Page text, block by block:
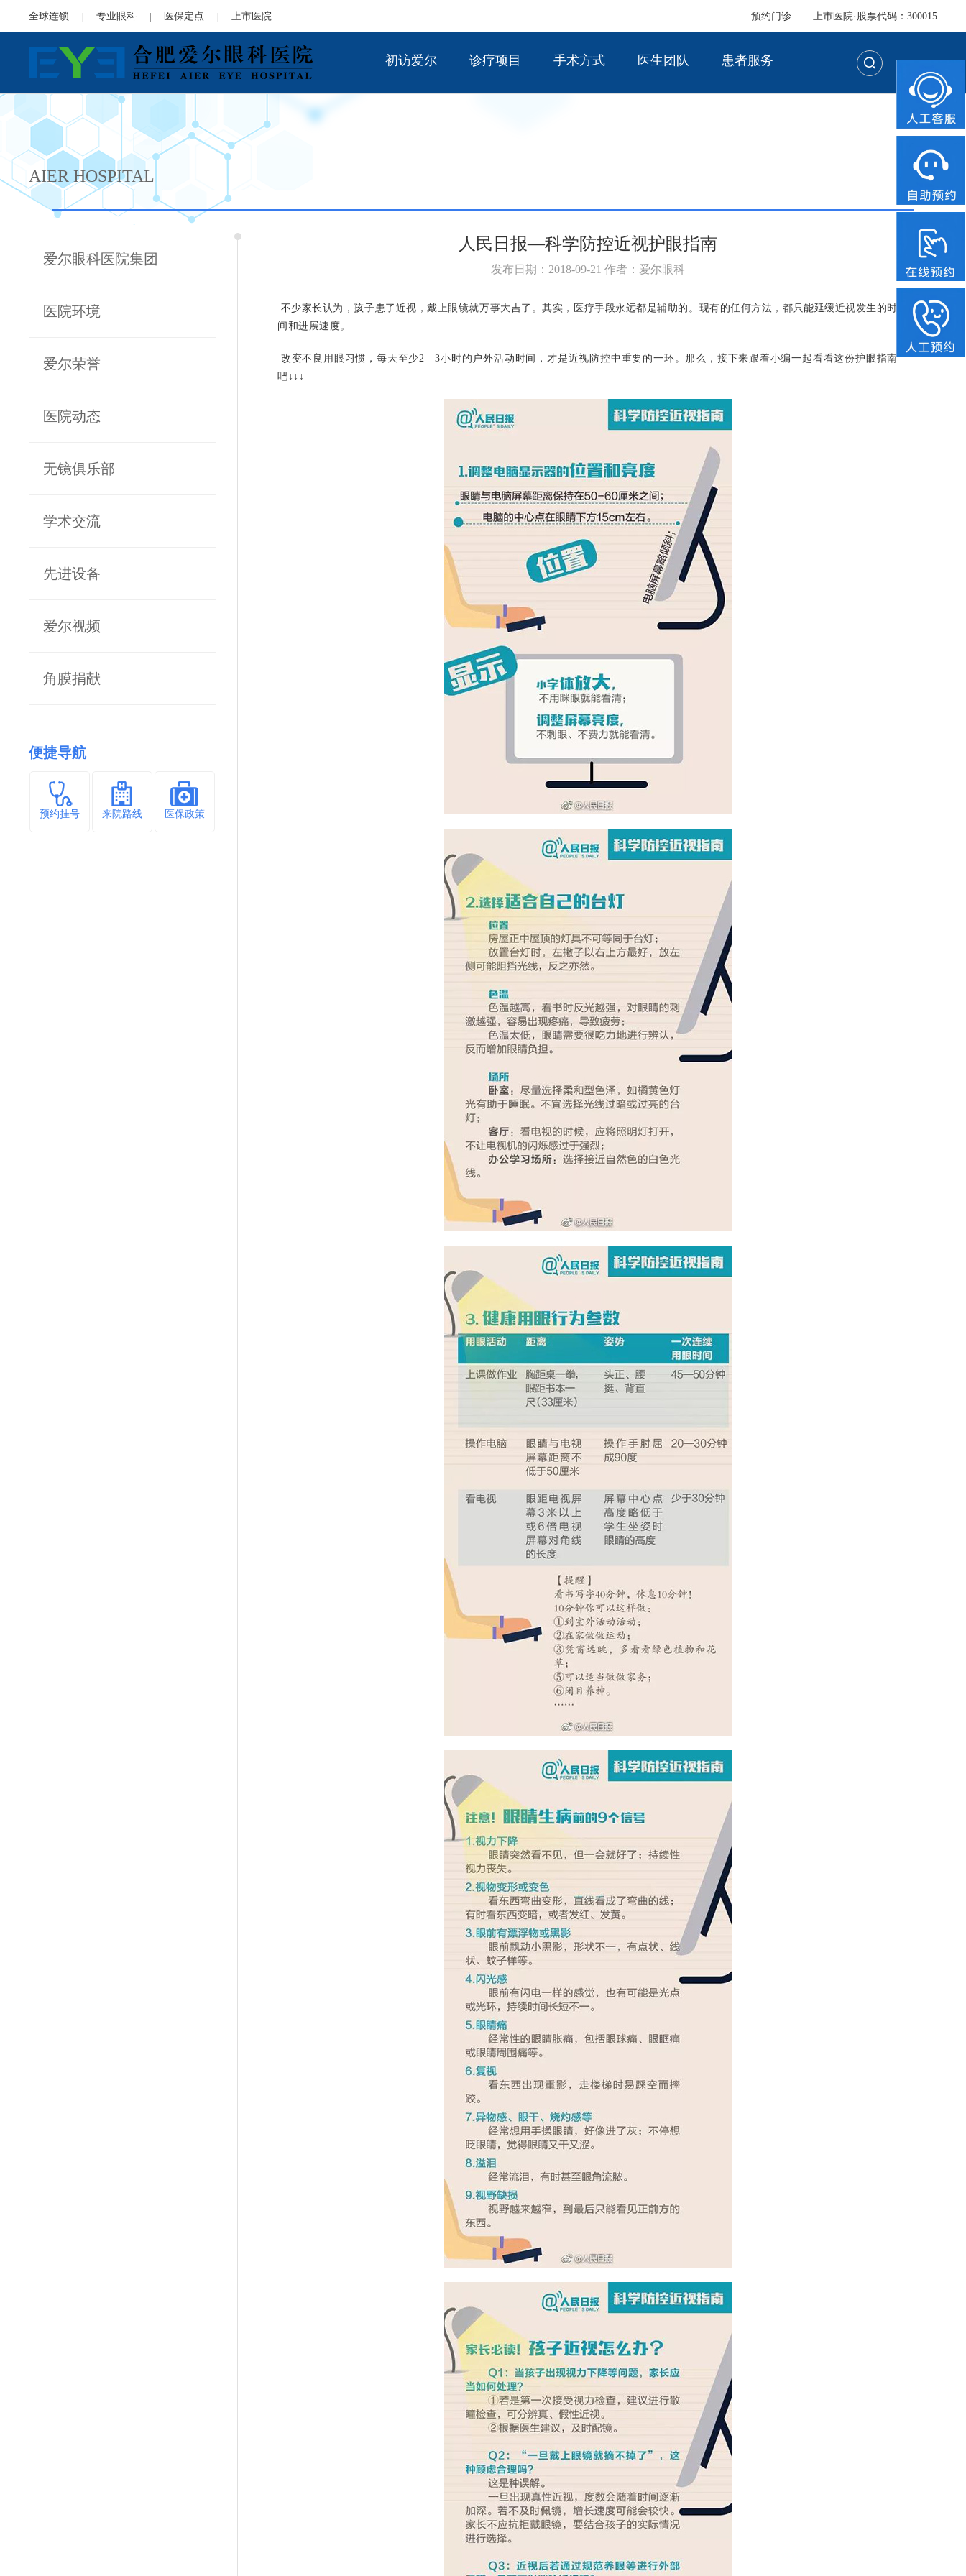
全球连锁 | 专业眼科 | 医保定点 | 上市医院 预约门诊 上市医院·股票代码：300015
初访爱尔 诊疗项目 手术方式 医生团队 患者服务
AIER HOSPITAL
爱尔眼科医院集团
医院环境
爱尔荣誉
医院动态
无镜俱乐部
学术交流
先进设备
爱尔视频
角膜捐献
便捷导航
预约挂号 来院路线 医保政策
人民日报—科学防控近视护眼指南
发布日期：2018-09-21 作者：爱尔眼科
不少家长认为，孩子患了近视，戴上眼镜就万事大吉了。其实，医疗手段永远都是辅助的。现有的任何方法，都只能延缓近视发生的时
间和进展速度。
改变不良用眼习惯，每天至少2—3小时的户外活动时间，才是近视防控中重要的一环。那么，接下来跟着小编一起看看这份护眼指南
吧↓↓↓